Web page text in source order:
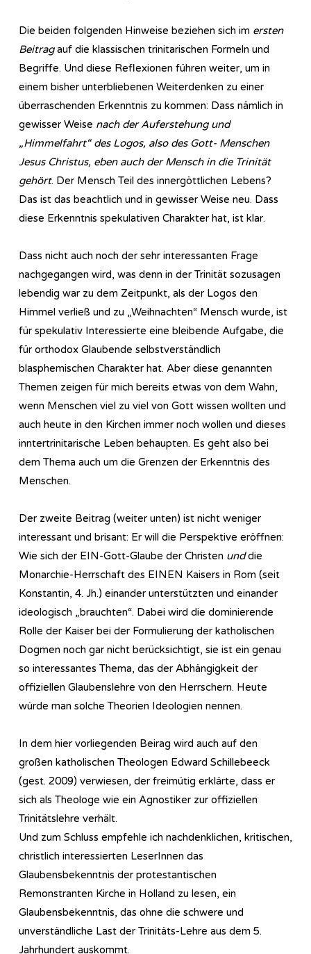
Die beiden folgenden Hinweise beziehen sich im ersten
Beitragauf die klassischen trinitarischen Formeln und
Begriffe. Und diese Reflexionen führen weiter, um in
einem bisher unterbliebenen Weiterdenken zu einer
überraschenden Erkenntnis zu kommen: Dass nämlich in
gewisser Weise nach der Auferstehung und
„Himmelfahrt“ des Logos, also des Gott- Menschen
Jesus Christus, eben auch der Mensch in die Trinität
gehört. Der Mensch Teil des innergöttlichen Lebens?
Das ist das beachtlich und in gewisser Weise neu. Dass
diese Erkenntnis spekulativen Charakter hat, ist klar.
Dass nicht auch noch der sehr interessanten Frage
nachgegangen wird, was denn in der Trinität sozusagen
lebendig war zu dem Zeitpunkt, als der Logos den
Himmel verließ und zu „Weihnachten“ Mensch wurde, ist
für spekulativ Interessierte eine bleibende Aufgabe, die
für orthodox Glaubende selbstverständlich
blasphemischen Charakter hat. Aber diese genannten
Themen zeigen für mich bereits etwas von dem Wahn,
wenn Menschen viel zu viel von Gott wissen wollten und
auch heute in den Kirchen immer noch wollen und dieses
inntertrinitarische Leben behaupten. Es geht also bei
dem Thema auch um die Grenzen der Erkenntnis des
Menschen.
Der zweite Beitrag (weiter unten) ist nicht weniger
interessant und brisant: Er will die Perspektive eröffnen:
Wie sich der EIN-Gott-Glaube der Christen unddie
Monarchie-Herrschaft des EINEN Kaisers in Rom (seit
Konstantin, 4. Jh.) einander unterstützten und einander
ideologisch „brauchten“. Dabei wird die dominierende
Rolle der Kaiser bei der Formulierung der katholischen
Dogmen noch gar nicht berücksichtigt, sie ist ein genau
so interessantes Thema, das der Abhängigkeit der
offiziellen Glaubenslehre von den Herrschern. Heute
würde man solche Theorien Ideologien nennen.
In dem hier vorliegenden Beirag wird auch auf den
großen katholischen Theologen Edward Schillebeeck
(gest. 2009) verwiesen, der freimütig erklärte, dass er
sich als Theologe wie ein Agnostiker zur offiziellen
Trinitätslehre verhält.
Und zum Schluss empfehle ich nachdenklichen, kritischen,
christlich interessierten LeserInnen das
Glaubensbekenntnis der protestantischen
Remonstranten Kirche in Holland zu lesen, ein
Glaubensbekenntnis, das ohne die schwere und
unverständliche Last der Trinitäts-Lehre aus dem 5.
Jahrhundert auskommt.